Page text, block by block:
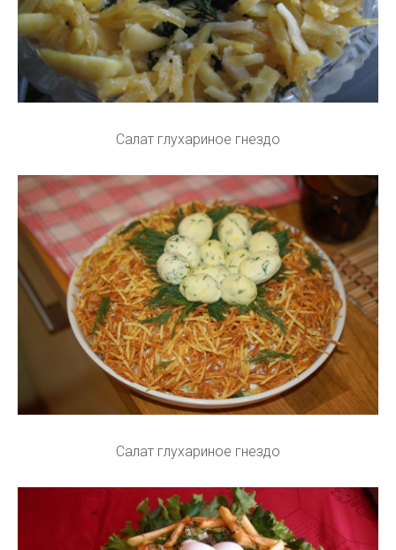
Салат глухариное гнездо
Салат глухариное гнездо